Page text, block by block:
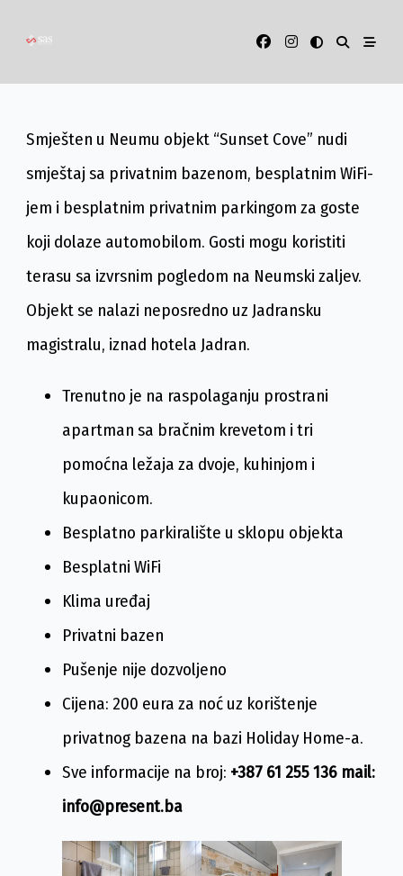
content
Smješten u Neumu objekt “Sunset Cove” nudi
smještaj sa privatnim bazenom, besplatnim WiFi-
jem i besplatnim privatnim parkingom za goste
koji dolaze automobilom. Gosti mogu koristiti
terasu sa izvrsnim pogledom na Neumski zaljev.
Objekt se nalazi neposredno uz Jadransku
magistralu, iznad hotela Jadran.
Trenutno je na raspolaganju prostrani
apartman sa bračnim krevetom i tri
pomoćna ležaja za dvoje, kuhinjom i
kupaonicom.
Besplatno parkiralište u sklopu objekta
Besplatni WiFi
Klima uređaj
Privatni bazen
Pušenje nije dozvoljeno
Cijena: 200 eura za noć uz korištenje
privatnog bazena na bazi Holiday Home-a.
Sve informacije na broj: +387 61 255 136 mail:
info@present.ba